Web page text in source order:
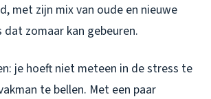
met zijn mix van oude en nieuwe
zomaar kan gebeuren.
je hoeft niet meteen in de stress te
te bellen. Met een paar